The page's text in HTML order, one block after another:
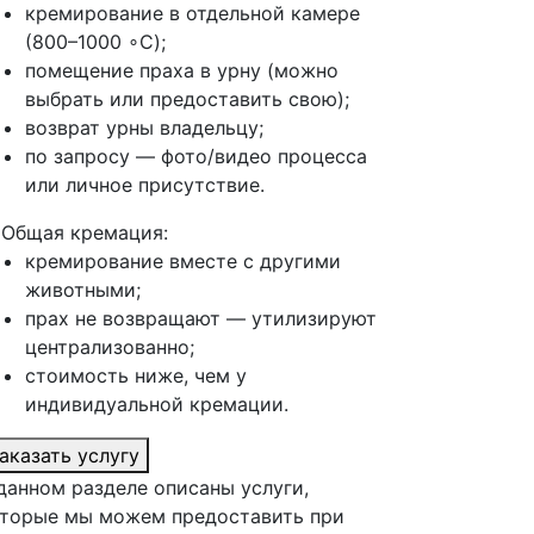
кремирование в отдельной камере
(800–1000 ∘C);
помещение праха в урну (можно
выбрать или предоставить свою);
возврат урны владельцу;
по запросу — фото/видео процесса
или личное присутствие.
кремация:
кремирование вместе с другими
животными;
прах не возвращают — утилизируют
централизованно;
стоимость ниже, чем у
индивидуальной кремации.
услугу
разделе описаны услуги,
мы можем предоставить при